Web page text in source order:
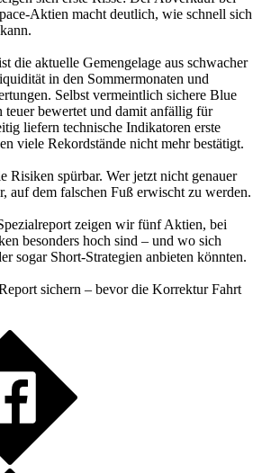
Aktien macht deutlich, wie schnell sich
die aktuelle Gemengelage aus schwacher
in den Sommermonaten und
Selbst vermeintlich sichere Blue
teuer bewertet und damit anfällig für
liefern technische Indikatoren erste
viele Rekordstände nicht mehr bestätigt.
Risiken spürbar. Wer jetzt nicht genauer
auf dem falschen Fuß erwischt zu werden.
zeigen wir fünf Aktien, bei
besonders hoch sind – und wo sich
sogar Short-Strategien anbieten könnten.
sichern – bevor die Korrektur Fahrt